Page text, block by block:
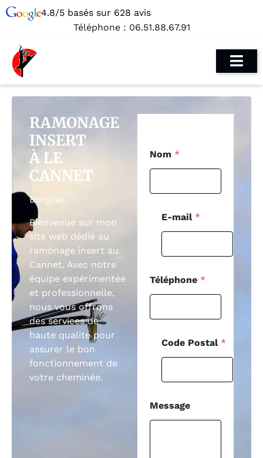
4.8/5 basés sur 628 avis
Téléphone : 06.51.88.67.91
RAMONAGE
INSERT
À LE
CANNET
Bonjour,
Bienvenue sur mon
site web dédié au
ramonage insert au
Cannet. Avec notre
équipe expérimentée
et professionnelle,
nous vous offrons
des services de
haute qualité pour
assurer le bon
fonctionnement de
votre cheminée.
Nom *
E-mail *
Téléphone *
Code Postal *
Message